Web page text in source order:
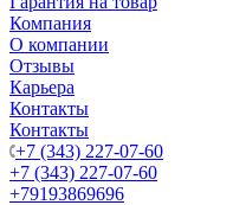
Компания
О компании
Отзывы
Карьера
Контакты
Контакты
+7 (343) 227-07-60
+7 (343) 227-07-60
+79193869696